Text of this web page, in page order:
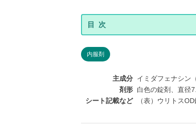
内服剤
主成分 イミダフェナシン
剤形 白色の錠剤、直径
シート記載など
（表）ウリトス